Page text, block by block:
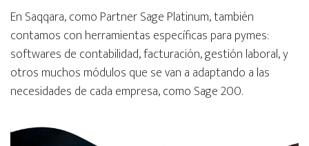
En Saqqara, como Partner Sage Platinum, también
contamos con herramientas específicas para pymes:
softwares de contabilidad, facturación, gestión laboral, y
otros muchos módulos que se van a adaptando a las
necesidades de cada empresa, como Sage 200.